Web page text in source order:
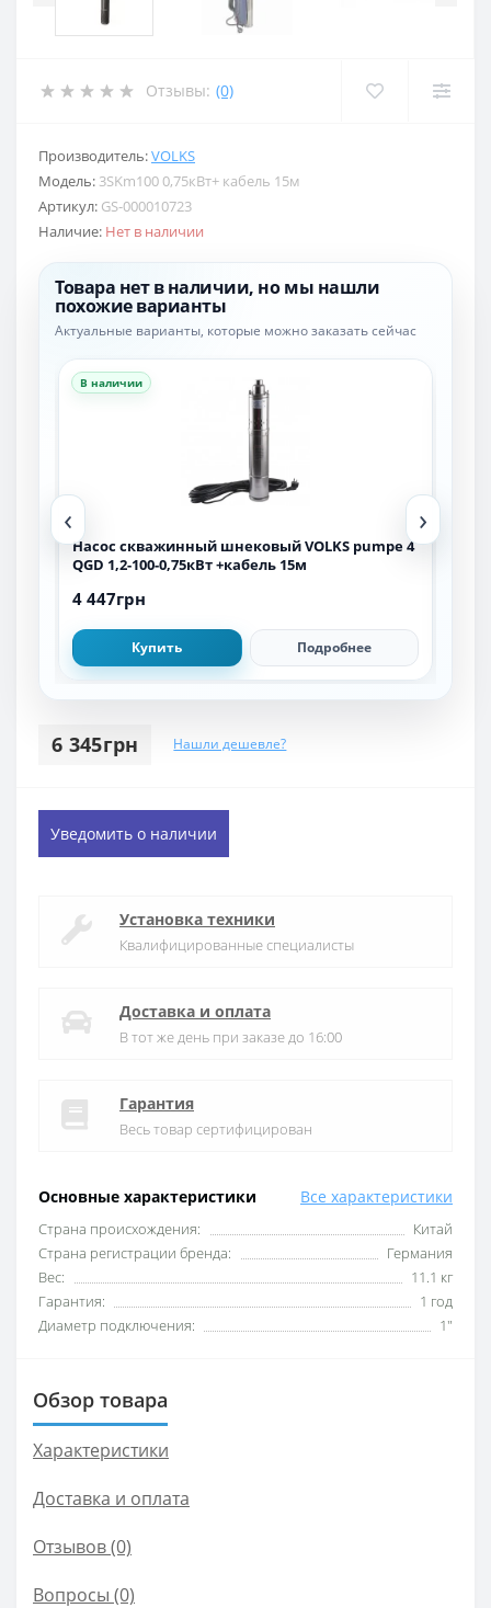
Отзывы: (0)
Производитель:VOLKS
Модель: 3SKm100 0,75кВт+ кабель 15м
Артикул: GS-000010723
Наличие: Нет в наличии
Товара нет в наличии, но мы нашли
похожие варианты
Актуальные варианты, которые можно заказать сейчас
‹
В наличии
Насос скважинный шнековый VOLKS pumpe 4
QGD 1,2-100-0,75кВт +кабель 15м
4 447грн
Купить Подробнее
›
6 345грн Нашли дешевле?
Основные характеристики Все характеристики
Cтрана происхождения:
Китай
Cтрана регистрации бренда:
Германия
Вес:
11.1 кг
Гарантия:
1 год
Диаметр подключения:
1"
Уведомить о наличии
Установка техники
Квалифицированные специалисты
Доставка и оплата
В тот же день при заказе до 16:00
Гарантия
Весь товар сертифицирован
Обзор товара
Характеристики
Доставка и оплата
Отзывов (0)
Вопросы (0)